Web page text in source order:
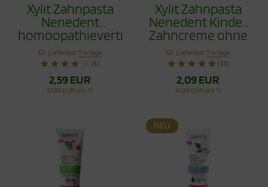
Xylit Zahnpasta
Nenedent
homöopathieverträglich
50ml
Lieferzeit:1-4 Tage
(3)
2,59 EUR
51,88 EUR pro 1 l
Xylit Zahnpasta
Nenedent Kinder
Zahncreme ohne
Fluorid 50ml
Lieferzeit:1-4 Tage
(11)
2,09 EUR
41,89 EUR pro 1 l
NEU